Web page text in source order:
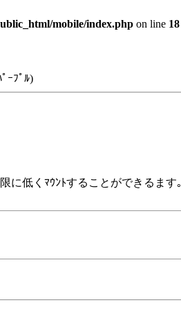
mobile/index.php on line 18
ｰﾌﾟﾙ)
に低くﾏｳﾝﾄすることができるます｡